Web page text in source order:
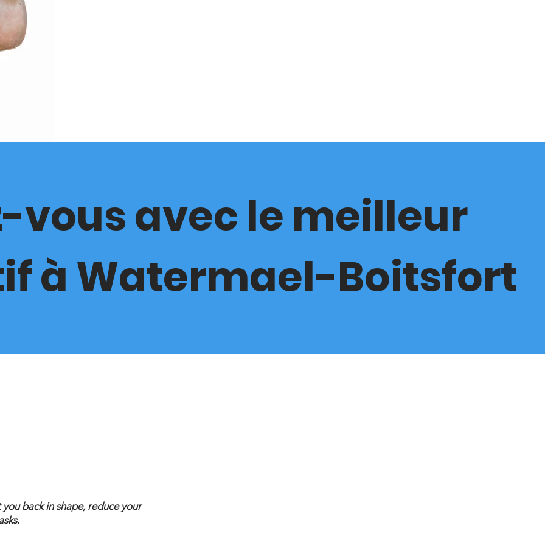
vous avec le meilleur
à Watermael-Boitsfort
back in shape, reduce your